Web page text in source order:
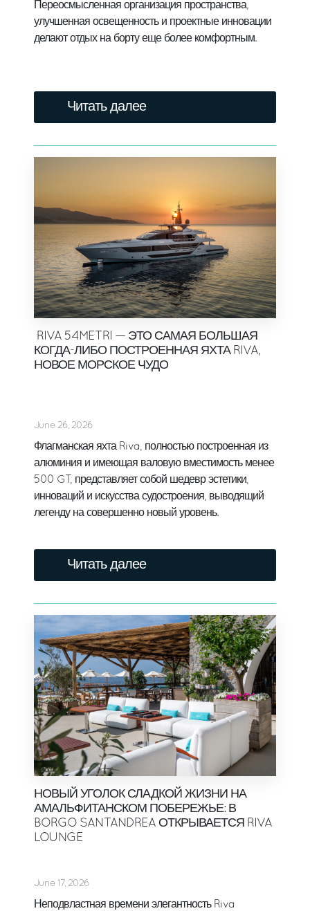
Переосмысленная организация пространства,
улучшенная освещенность и проектные инновации
делают отдых на борту еще более комфортным.
Читать далее
RIVA 54METRI — ЭТО САМАЯ БОЛЬШАЯ
КОГДА-ЛИБО ПОСТРОЕННАЯ ЯХТА RIVA,
НОВОЕ МОРСКОЕ ЧУДО
June 26, 2026
Флагманская яхта Riva, полностью построенная из
алюминия и имеющая валовую вместимость менее
500 GT, представляет собой шедевр эстетики,
инноваций и искусства судостроения, выводящий
легенду на совершенно новый уровень.
Читать далее
НОВЫЙ УГОЛОК СЛАДКОЙ ЖИЗНИ НА
АМАЛЬФИТАНСКОМ ПОБЕРЕЖЬЕ: В
BORGO SANTANDREA ОТКРЫВАЕТСЯ RIVA
LOUNGE
June 17, 2026
Неподвластная времени элегантность Riva